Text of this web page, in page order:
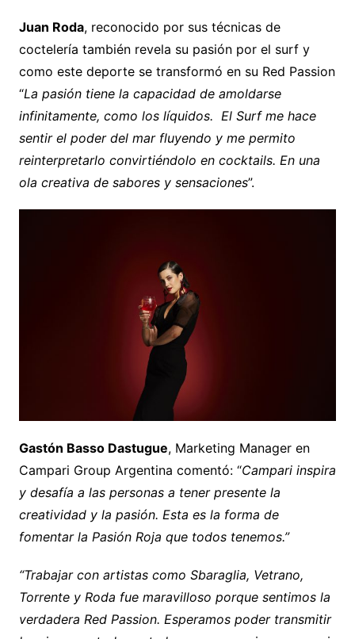
Juan Roda, reconocido por sus técnicas de
coctelería también revela su pasión por el surf y
como este deporte se transformó en su Red Passion
“La pasión tiene la capacidad de amoldarse
infinitamente, como los líquidos. El Surf me hace
sentir el poder del mar fluyendo y me permito
reinterpretarlo convirtiéndolo en cocktails. En una
ola creativa de sabores y sensaciones”.
Gastón Basso Dastugue, Marketing Manager en
Campari Group Argentina comentó: “Campari inspira
y desafía a las personas a tener presente la
creatividad y la pasión. Esta es la forma de
fomentar la Pasión Roja que todos tenemos.”
“Trabajar con artistas como Sbaraglia, Vetrano,
Torrente y Roda fue maravilloso porque sentimos la
verdadera Red Passion. Esperamos poder transmitir